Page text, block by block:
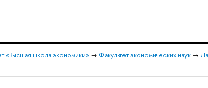
«Высшая школа экономики» → Факультет экономических наук →